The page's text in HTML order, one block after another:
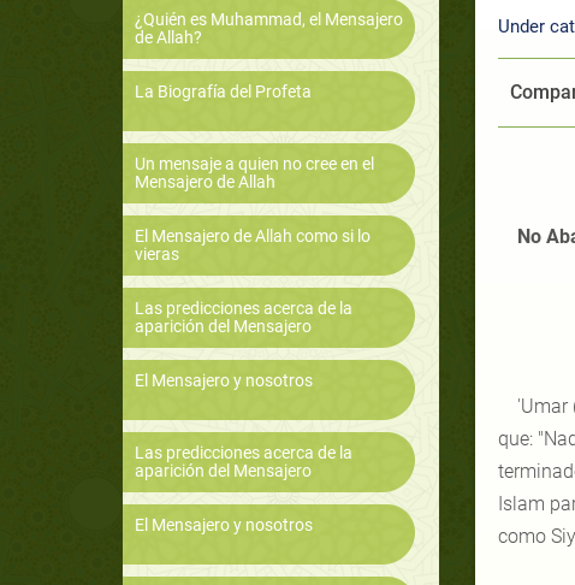
¿Quién es Muhammad, el Mensajero
de Allah?
La Biografía del Profeta
Un mensaje a quien no cree en el
Mensajero de Allah
El Mensajero de Allah como si lo
vieras
Las predicciones acerca de la
aparición del Mensajero
El Mensajero y nosotros
Las predicciones acerca de la
aparición del Mensajero
El Mensajero y nosotros
Under
No
'Umar
que:
Islam
como